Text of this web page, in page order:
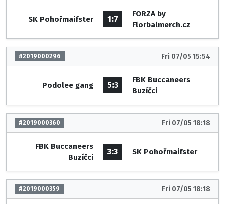
SK Pohořmaifster 1:7
FORZA by
Florbalmerch.cz
#2019000296 Fri 07/05 15:54
Podolee gang 5:3
FBK Buccaneers
Buzíčci
#2019000360 Fri 07/05 18:18
FBK Buccaneers
Buzíčci
3:3 SK Pohořmaifster
#2019000359 Fri 07/05 18:18